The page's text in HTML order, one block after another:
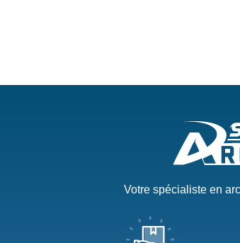
Votre spécialiste en